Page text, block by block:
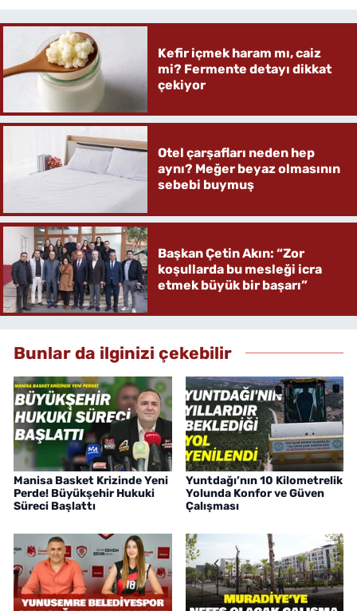
Kefir içmek haram mı, caiz
mi? Fermente detayı dikkat
çekiyor
Otel çarşafları neden hep
aynı? Meğer beyaz olmasının
sebebi buymuş
Başkan Çetin Akın: “Zor
koşullarda bu mesleği icra
etmek büyük bir başarı”
Bunlar da ilginizi çekebilir
Manisa Basket Krizinde Yeni
Perde! Büyükşehir Hukuki
Süreci Başlattı
Yuntdağı’nın 10 Kilometrelik
Yolunda Konfor ve Güven
Çalışması